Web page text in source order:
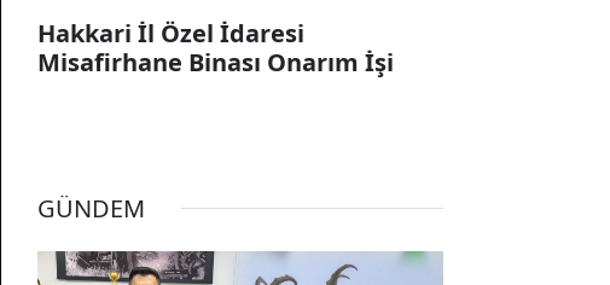
Hakkari İl Özel İdaresi
Misafirhane Binası Onarım İşi
GÜNDEM